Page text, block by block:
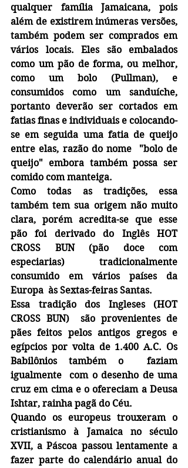
qualquer família Jamaicana, pois
além de existirem inúmeras versões,
também podem ser comprados em
vários locais. Eles são embalados
como um pão de forma, ou melhor,
como um bolo (Pullman), e
consumidos como um sanduíche,
portanto deverão ser cortados em
fatias finas e individuais e colocando-
se em seguida uma fatia de queijo
entre elas, razão do nome  "bolo de
queijo" embora também possa ser
comido com manteiga.
Como todas as tradições, essa
também tem sua origem não muito
clara, porém acredita-se que esse
pão foi derivado do Inglês HOT
CROSS BUN (pão doce com
especiarias) tradicionalmente
consumido em vários países da
Europa  às Sextas-feiras Santas.
Essa tradição dos Ingleses (HOT
CROSS BUN)  são provenientes de
pães feitos pelos antigos gregos e
egípcios por volta de 1.400 A.C. Os
Babilônios também o  faziam
igualmente  com o desenho de uma
cruz em cima e o ofereciam a Deusa
Ishtar, rainha pagã do Céu.
Quando os europeus trouxeram o
cristianismo à Jamaica no século
XVII, a Páscoa passou lentamente a
fazer parte do calendário anual do